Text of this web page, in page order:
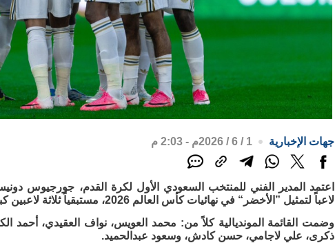
جهات الإخبارية 1 / 6 / 2026م - 2:03 م
اعتمد المدير الفني للمنتخب السعودي الأول لكرة القدم، جورجيوس
لاعباً لتمثيل ”الأخضر“ في نهائيات كأس العالم 2026، مستبقياً ثلاثة لاعبين كبدائل للطوارئ.
وضمت القائمة المونديالية كلاً من: محمد العويس، نواف العقيدي، أحمد
ذكرى، علي لاجامي، حسن كادش، وسعود عبدالحميد.